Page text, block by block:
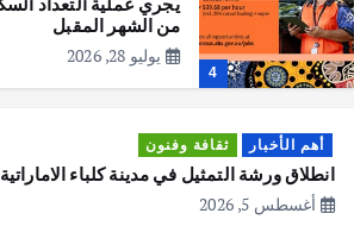
4
من الشهر المقبل
يوليو 28, 2026
أهم الأخبار ثقافة وفنون
انطلاق ورشة التمثيل في مدينة كلباء الاماراتية
أغسطس 5, 2026